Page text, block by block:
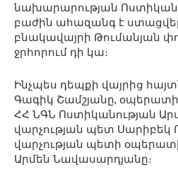
նախարարության
բաժին ահազանգ է
բնակավայրի Թումանյան
ջրհորում դի կա։
Ինչպես դեպքի վայրից
Գագիկ Շամշյանը,
ՀՀ ՆԳՆ Ոստիկանության
վարչության պետ Սարիբեկ
վարչության պետի
Արմեն Նավասարդյանը։